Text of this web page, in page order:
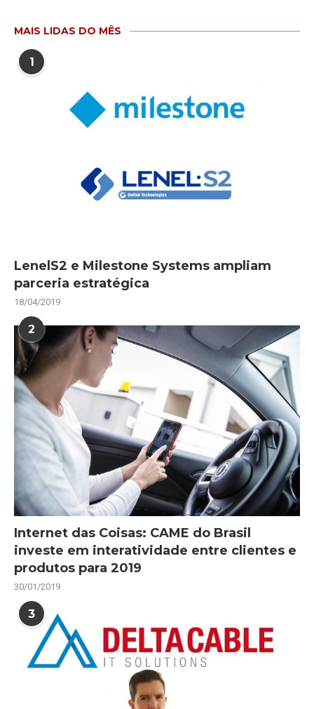
MAIS LIDAS DO MÊS
1
LenelS2 e Milestone Systems ampliam
parceria estratégica
18/04/2019
2
Internet das Coisas: CAME do Brasil
investe em interatividade entre clientes e
produtos para 2019
30/01/2019
3